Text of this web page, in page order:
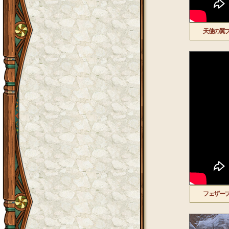
天使の翼
フェザー